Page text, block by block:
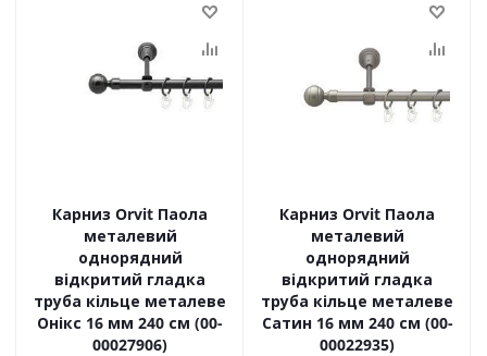
Карниз Orvit Паола
металевий
однорядний
відкритий гладка
труба кільце металеве
Онікс 16 мм 240 см (00-
00027906)
Карниз Orvit Паола
металевий
однорядний
відкритий гладка
труба кільце металеве
Сатин 16 мм 240 см (00-
00022935)